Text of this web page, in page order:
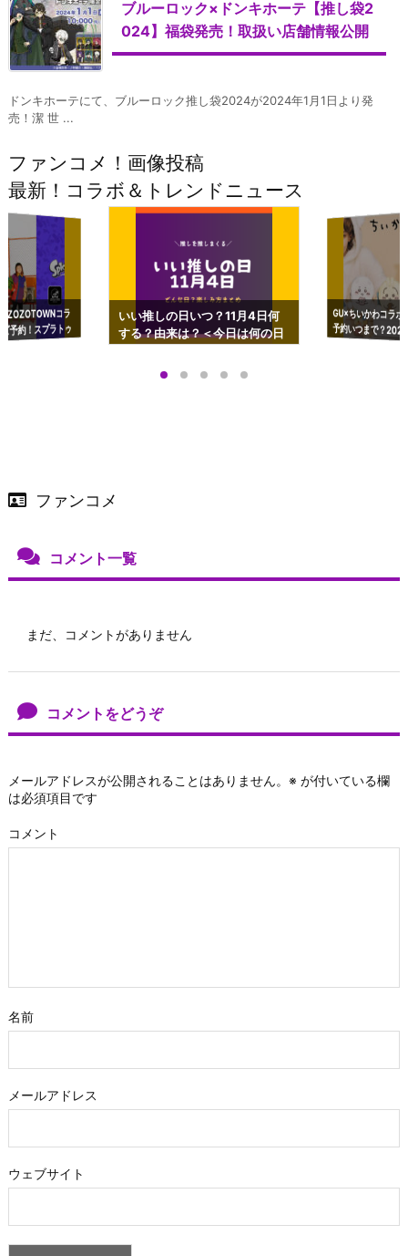
ブルーロック×ドンキホーテ【推し袋2
024】福袋発売！取扱い店舗情報公開
ドンキホーテにて、ブルーロック推し袋2024が2024年1月1日より発
売！潔 世 ...
ファンコメ！画像投稿
最新！コラボ＆トレンドニュース
コラ
予約！スプラトゥ
ップも渋谷Hz
いい推しの日いつ？11月4日何
する？由来は？＜今日は何の日
GU×ちいかわコラ
予約いつまで？
ーチやショルダー
ファンコメ
コメント一覧
まだ、コメントがありません
コメントをどうぞ
メールアドレスが公開されることはありません。 ※ が付いている欄
は必須項目です
コメント
名前
メールアドレス
ウェブサイト